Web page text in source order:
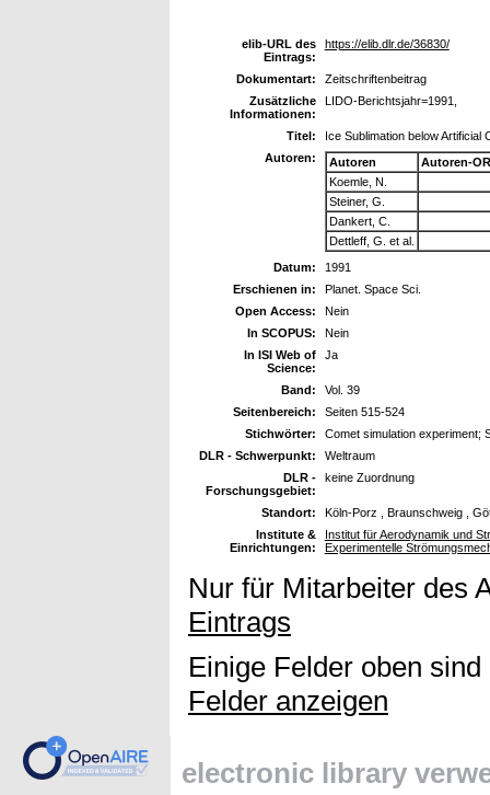
elib-URL des
Eintrags:
https://elib.dlr.de/36830/
Dokumentart:
Zeitschriftenbeitrag
Zusätzliche
Informationen:
LIDO-Berichtsjahr=1991,
Titel:
Ice Sublimation below
Autoren:
Autoren
Autoren-
Koemle, N.
Steiner, G.
Dankert, C.
Dettleff, G. et al.
Datum:
1991
Erschienen in:
Planet. Space Sci.
Open Access:
Nein
In SCOPUS:
Nein
In ISI Web of
Science:
Ja
Band:
Vol. 39
Seitenbereich:
Seiten 515-524
Stichwörter:
Comet simulation experiment;
DLR - Schwerpunkt:
Weltraum
DLR -
Forschungsgebiet:
keine Zuordnung
Standort:
Köln-Porz , Braunschweig ,
Institute &
Einrichtungen:
Institut für Aerodynamik und
Experimentelle
Nur für Mitarbeiter des
Eintrags
Einige Felder oben
Felder anzeigen
electronic library